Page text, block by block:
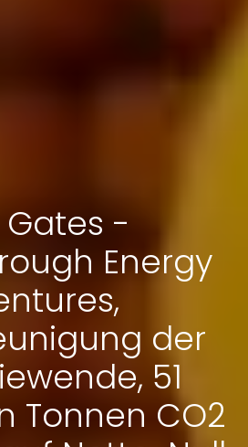
Gates -
Energy
der
51
Tonnen CO2